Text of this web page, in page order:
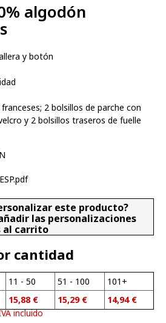
algodón
y botón
2 bolsillos de parche con
y 2 bolsillos traseros de fuelle
este producto?
las personalizaciones
al carrito
cantidad
11 - 50
15,88 €
51 - 100
15,29 €
101+
14,94 €
incluido